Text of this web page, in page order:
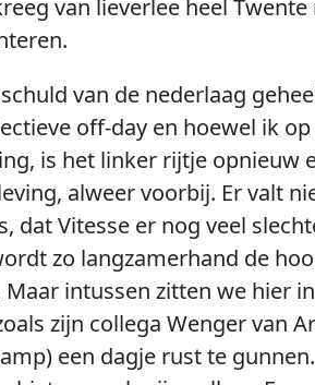
van lieverlee heel
van de nederlaag
off-day en hoewel ik
is het linker rijtje opnieuw
alweer voorbij. Er valt
dat Vitesse er nog veel
zo langzamerhand de
intussen zitten we hier
zijn collega Wenger van
een dagje rust te